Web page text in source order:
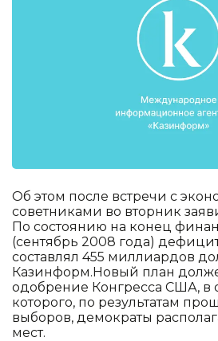
Об этом после встречи с
советниками во вторник
По состоянию на конец
(сентябрь 2008 года)
составлял 455 миллиардов
Казинформ.Новый план
одобрение Конгресса США, в
которого, по результатам
выборов, демократы
мест.